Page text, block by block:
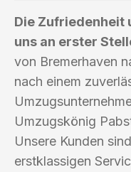
Die Zufriedenheit
uns an erster
von Bremerhaven
nach einem
Umzugskönig
Unsere Kunden
erstklassigen